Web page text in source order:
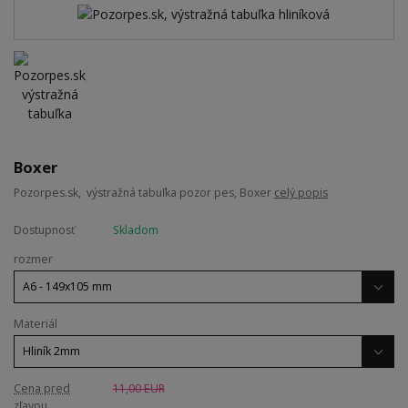
Boxer
Pozorpes.sk, výstražná tabuľka pozor pes, Boxer celý popis
Dostupnosť
Skladom
rozmer
Materiál
Cena pred
11,00 EUR